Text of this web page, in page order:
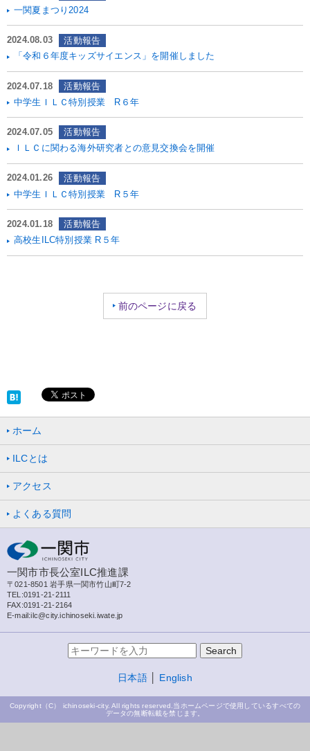
一関夏まつり2024
2024.08.03
活動報告
「令和６年度キッズサイエンス」を開催しました
2024.07.18
活動報告
中学生ＩＬＣ特別授業 R６年
2024.07.05
活動報告
ＩＬＣに関わる海外研究者との意見交換会を開催
2024.01.26
活動報告
中学生ＩＬＣ特別授業 R５年
2024.01.18
活動報告
高校生ILC特別授業 R５年
前のページに戻る
ホーム
ILCとは
アクセス
よくある質問
一関市市長公室ILC推進課
〒021-8501 岩手県一関市竹山町7-2
TEL:0191-21-2111
FAX:0191-21-2164
E-mail:ilc@city.ichinoseki.iwate.jp
日本語│ English
Copyright（C） ichinoseki-city. All rights reserved.当ホームページで使用しているすべての
データの無断転載を禁じます。